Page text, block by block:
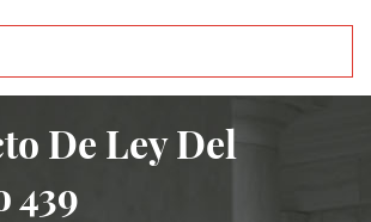
De Ley Del
439